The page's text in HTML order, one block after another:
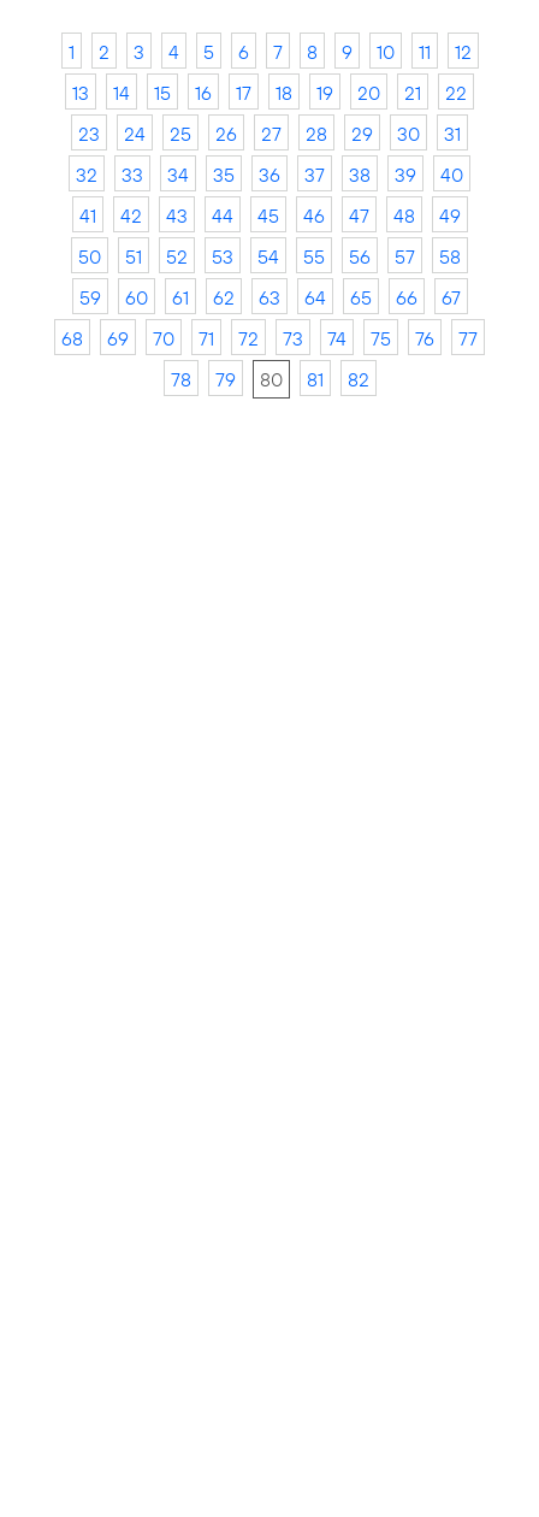
1 2 3 4 5 6 7 8 9 10 11
12
13
14 15 16 17 18 19 20 21
22
23
24 25 26 27 28 29 30
31
32
33 34 35 36 37 38 39
40
41
42 43 44 45 46 47 48
49
50
51 52 53 54 55 56 57
58
59
60 61 62 63 64 65 66
67
68
69 70 71 72 73 74 75 76
77
78
79 80 81 82